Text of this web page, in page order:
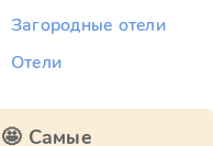
Загородные отели
Отели
🤩 Самые